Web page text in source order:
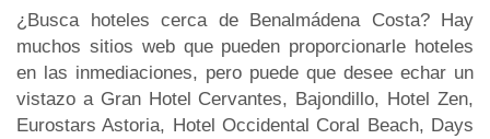
¿Busca hoteles cerca de Benalmádena Costa? Hay
muchos sitios web que pueden proporcionarle hoteles
en las inmediaciones, pero puede que desee echar un
vistazo a Gran Hotel Cervantes, Bajondillo, Hotel Zen,
Eurostars Astoria, Hotel Occidental Coral Beach, Days